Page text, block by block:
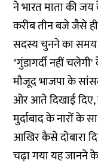
ने भारत माता की
करीब तीन बजे जैसे
सदस्य चुनने का
"गुंडागर्दी नहीं
मौजूद भाजपा के
ओर आते दिखाई
मुर्दाबाद के नारों के
आखिर कैसे दोबारा
चढ़ा गया यह जानने के